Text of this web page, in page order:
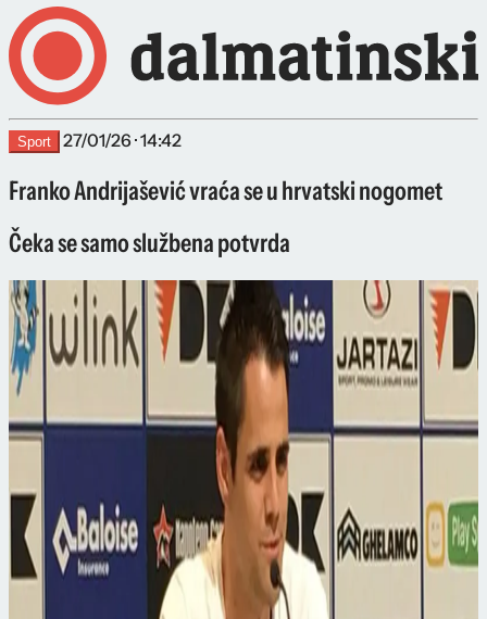
Sport 27/01/26 · 14:42
Franko Andrijašević vraća se u hrvatski nogomet
Čeka se samo službena potvrda